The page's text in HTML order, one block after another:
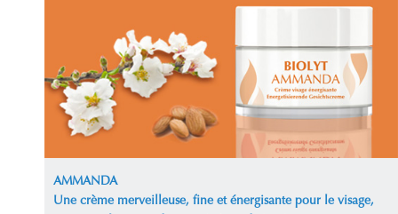
AMMANDA
Une crème merveilleuse, fine et énergisante pour le visage,